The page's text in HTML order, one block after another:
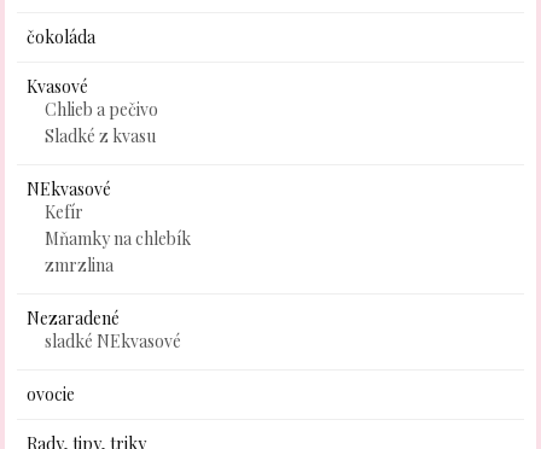
čokoláda
Kvasové
Chlieb a pečivo
Sladké z kvasu
NEkvasové
Kefír
Mňamky na chlebík
zmrzlina
Nezaradené
sladké NEkvasové
ovocie
Rady, tipy, triky